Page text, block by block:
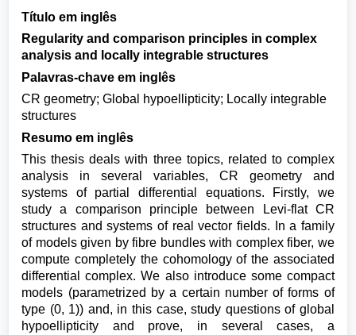
Título em inglês
Regularity and comparison principles in complex
analysis and locally integrable structures
Palavras-chave em inglês
CR geometry; Global hypoellipticity; Locally integrable
structures
Resumo em inglês
This thesis deals with three topics, related to complex
analysis in several variables, CR geometry and
systems of partial differential equations. Firstly, we
study a comparison principle between Levi-flat CR
structures and systems of real vector fields. In a family
of models given by fibre bundles with complex fiber, we
compute completely the cohomology of the associated
differential complex. We also introduce some compact
models (parametrized by a certain number of forms of
type (0, 1)) and, in this case, study questions of global
hypoellipticity and prove, in several cases, a